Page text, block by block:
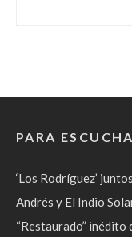
PARA
‘Los Rodríguez’
Andrés y El Indio
“Restaurado”